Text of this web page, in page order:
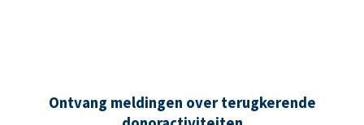
Ontvang meldingen over terugkerende